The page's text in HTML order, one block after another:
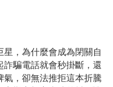
，為什麼會成為閉關自
騙電話就會秒掛斷，還
，卻無法推拒這本折騰